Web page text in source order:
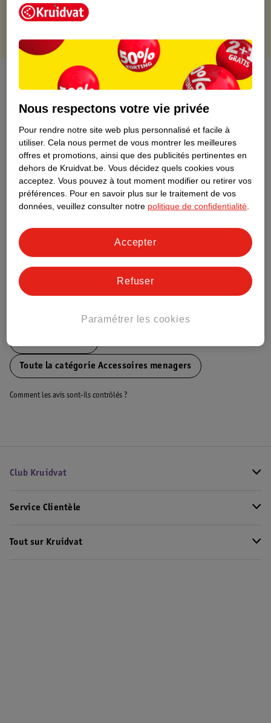
À propos de ce produit
Informations relatives au produit
Informations figurant sur l'étiquette
Nature Impact Score
Ce produit n’a (pas encore) de "Nature
Impact Score".
Informations sur la commande et la livraison
Toute la catégorie Accessoires menagers
Comment les avis sont-ils contrôlés ?
Club Kruidvat
Service Clientèle
Tout sur Kruidvat
Nous respectons votre vie privée
Pour rendre notre site web plus personnalisé et facile à
utiliser. Cela nous permet de vous montrer les meilleures
offres et promotions, ainsi que des publicités pertinentes en
dehors de Kruidvat.be. Vous décidez quels cookies vous
acceptez. Vous pouvez à tout moment modifier ou retirer vos
préférences. Pour en savoir plus sur le traitement de vos
données, veuillez consulter notre politique de confidentialité.
Paramétrer les cookies
Refuser
Accepter